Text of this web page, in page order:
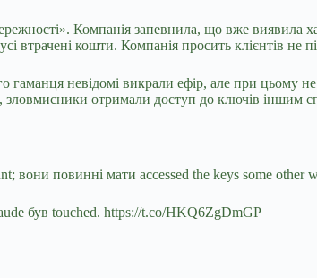
Компанія запевнила, що вже виявила
втрачені кошти. Компанія просить клієнтів не
невідомі викрали ефір, але при цьому
отримали доступ до ключів іншим
вони повинні мати accessed the keys some other
був touched. https://t.co/HKQ6ZgDmGP